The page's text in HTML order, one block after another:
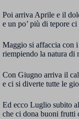
Poi arriva Aprile e il
e un po’ più di tepore
Maggio si affaccia con
riempiendo la natura di
Con Giugno arriva il
e ci si diverte tutte le
Ed ecco Luglio subito
che ci dona buoni frutti